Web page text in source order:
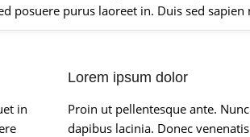
posuere purus laoreet in. Duis sed
in
Lorem ipsum dolor
Proin ut pellentesque ante.
dapibus lacinia. Donec